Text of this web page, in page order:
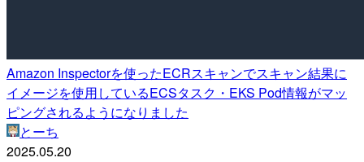
Amazon Inspectorを使ったECRスキャンでスキャン結果に
イメージを使用しているECSタスク・EKS Pod情報がマッ
ピングされるようになりました
とーち
2025.05.20